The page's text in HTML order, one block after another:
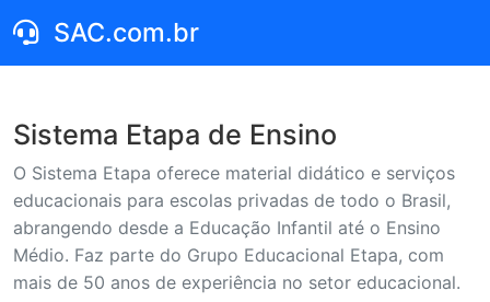
SAC.com.br
Sistema Etapa de Ensino
O Sistema Etapa oferece material didático e serviços
educacionais para escolas privadas de todo o Brasil,
abrangendo desde a Educação Infantil até o Ensino
Médio. Faz parte do Grupo Educacional Etapa, com
mais de 50 anos de experiência no setor educacional.